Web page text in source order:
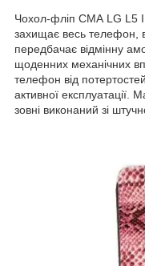
Чохол-фліп СМА LG L5
захищає весь телефон,
передбачає відмінну
щоденних механічних
телефон від
активної експлуатації.
зовні виконаний зі